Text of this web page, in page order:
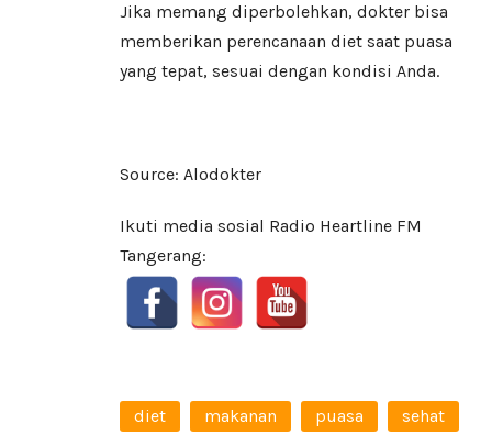
Jika memang diperbolehkan, dokter bisa
memberikan perencanaan diet saat puasa
yang tepat, sesuai dengan kondisi Anda.
Source: Alodokter
Ikuti media sosial Radio Heartline FM
Tangerang:
diet makanan puasa sehat